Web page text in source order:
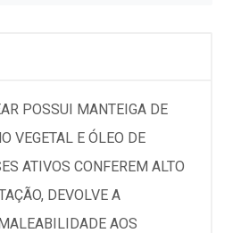
POSSUI MANTEIGA DE
VEGETAL E ÓLEO DE
ATIVOS CONFEREM ALTO
DEVOLVE A
AOS